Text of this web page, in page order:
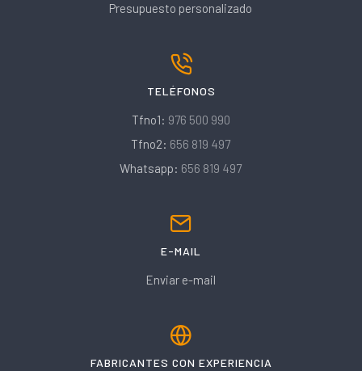
Presupuesto personalizado
TELÉFONOS
Tfno1: 976 500 990
Tfno2: 656 819 497
Whatsapp: 656 819 497
E-MAIL
Enviar e-mail
FABRICANTES CON EXPERIENCIA